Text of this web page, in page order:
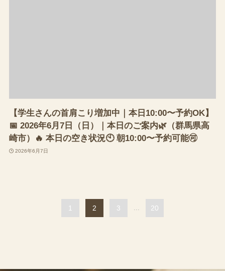
【学生さんの首肩こり増加中｜本日10:00〜予約OK】
📅 2026年6月7日（日）｜本日のご案内🌿（群馬県高
崎市）🔥 本日の空き状況🕙 朝10:00〜予約可能🉑
2026年6月7日
1 2 3 ... 20